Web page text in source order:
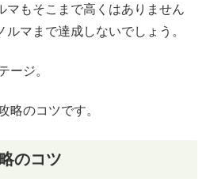
マもそこまで高くはありません
マまで達成しないでしょう。
ージ。
略のコツです。
のコツ